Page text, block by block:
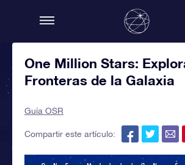
One Million Stars:
Fronteras de la Galaxia
Guía OSR
Compartir este artículo: